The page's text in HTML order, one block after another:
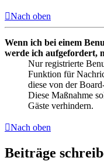
Nach oben
Wenn ich bei einem
werde ich aufgefordert,
Nur registrierte
Funktion für
diese von der
Diese Maßnahme
Gäste verhindern.
Nach oben
Beiträge